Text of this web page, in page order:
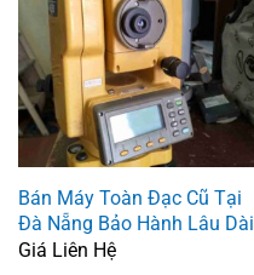
Bán Máy Toàn Đạc Cũ Tại
Đà Nẵng Bảo Hành Lâu Dài
Giá Liên Hệ